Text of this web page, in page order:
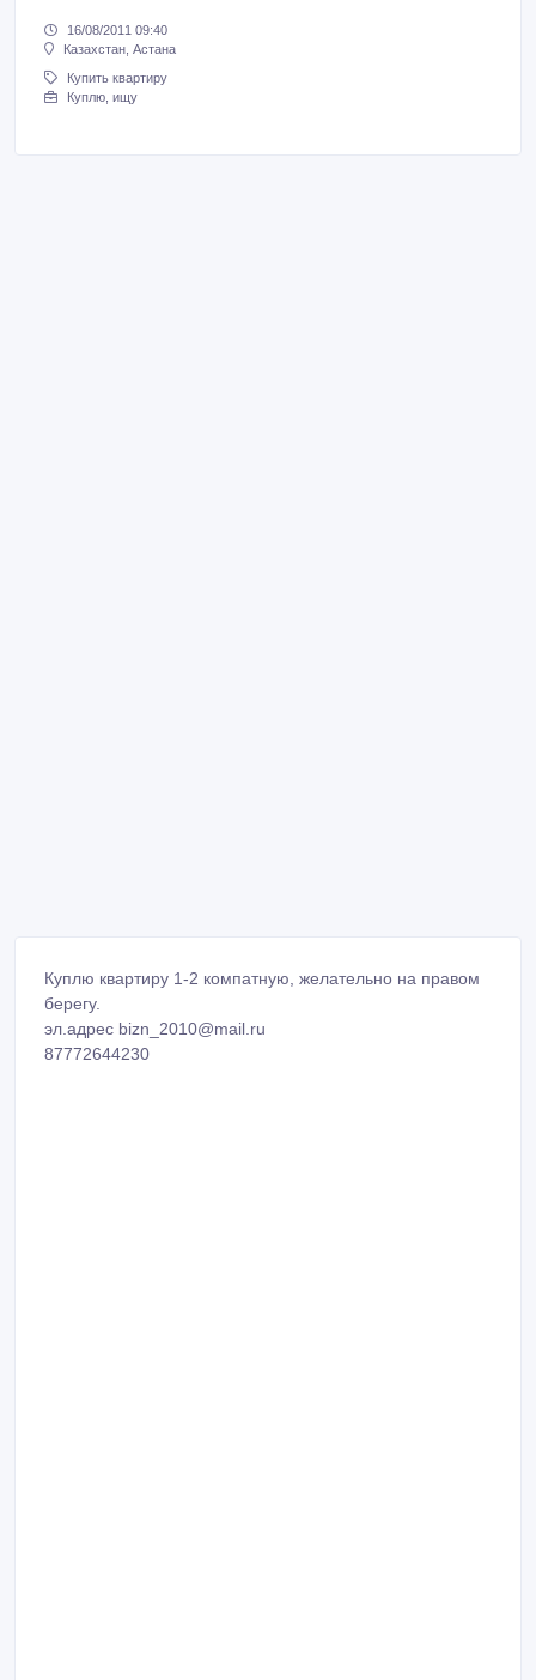
16/08/2011 09:40
Казахстан, Астана
Купить квартиру
Куплю, ищу
Куплю квартиру 1-2 компатную, желательно на правом
берегу.
эл.адрес bizn_2010@mail.ru
87772644230